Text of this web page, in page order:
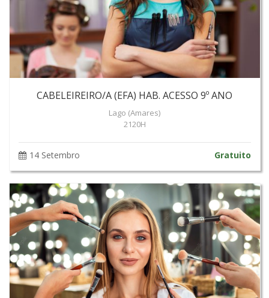
CABELEIREIRO/A (EFA) HAB. ACESSO 9º ANO
Lago (Amares)
2120H
14 Setembro Gratuito